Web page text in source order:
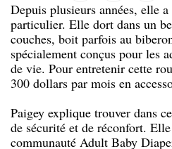
Depuis plusieurs années, elle
particulier. Elle dort dans un
couches, boit parfois au
spécialement conçus pour les
de vie. Pour entretenir cette
300 dollars par mois en
Paigey explique trouver dans
de sécurité et de réconfort.
communauté Adult Baby